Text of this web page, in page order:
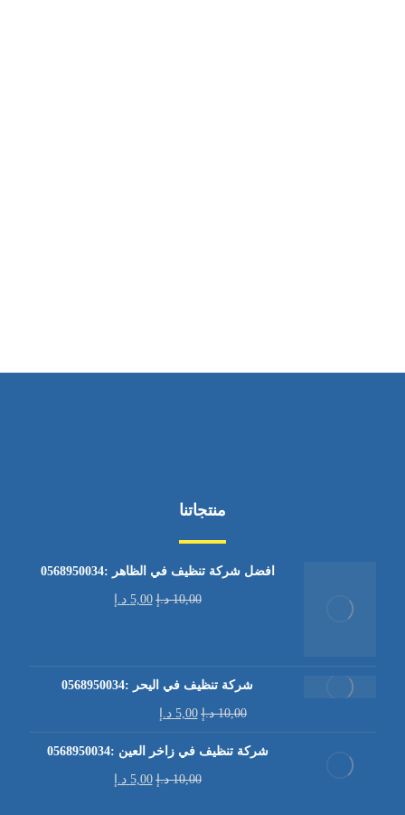
منتجاتنا
افضل شركة تنظيف في الظاهر :0568950034
10,00 د.إ 5,00 د.إ
شركة تنظيف في اليحر :0568950034
10,00 د.إ 5,00 د.إ
شركة تنظيف في زاخر العين :0568950034
10,00 د.إ 5,00 د.إ